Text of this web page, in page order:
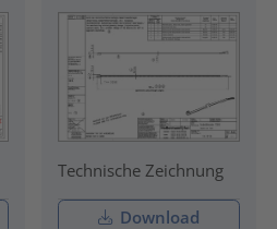
Technische Zeichnung
Download